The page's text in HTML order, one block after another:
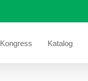
Kongress Katalog